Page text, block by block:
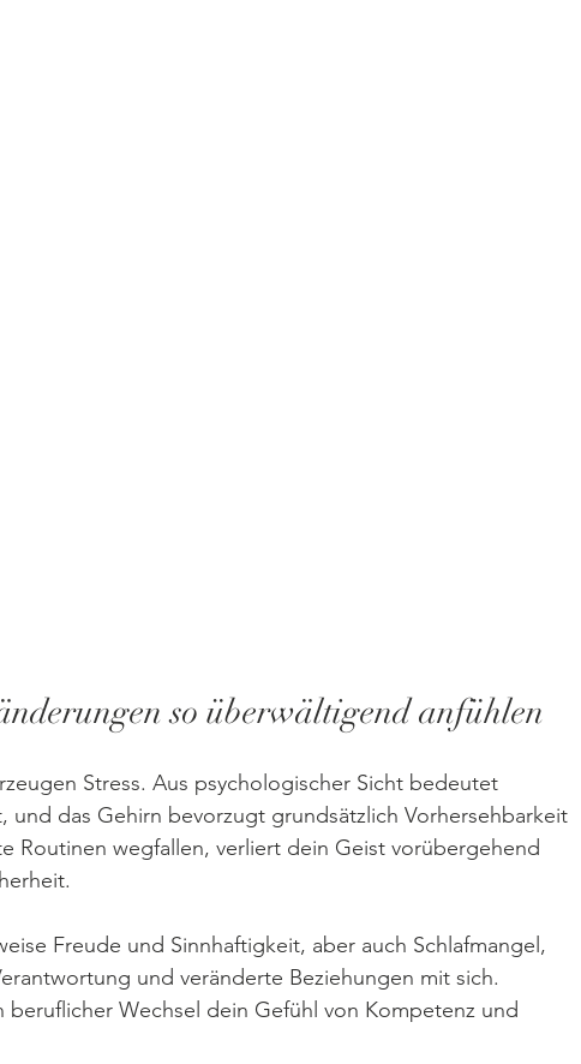
so überwältigend anfühlen
Stress. Aus psychologischer Sicht bedeutet
und das Gehirn bevorzugt grundsätzlich Vorhersehbarkeit
Routinen wegfallen, verliert dein Geist vorübergehend
Freude und Sinnhaftigkeit, aber auch Schlafmangel,
und veränderte Beziehungen mit sich.
beruflicher Wechsel dein Gefühl von Kompetenz und